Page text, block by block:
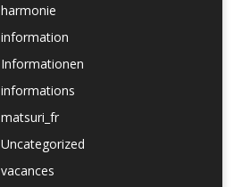
harmonie
information
Informationen
informations
matsuri_fr
Uncategorized
vacances